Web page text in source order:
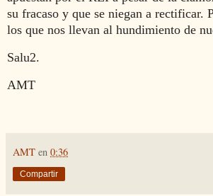
su fracaso y que se niegan a rectificar.
los que nos llevan al hundimiento de
Salu2.
AMT
AMT en 0:36
Compartir